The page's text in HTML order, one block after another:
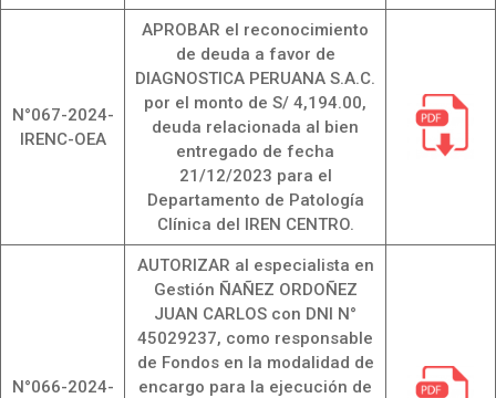
N°067-2024-
IRENC-OEA
APROBAR el reconocimiento
de deuda a favor de
DIAGNOSTICA PERUANA S.A.C.
por el monto de S/ 4,194.00,
deuda relacionada al bien
entregado de fecha
21/12/2023 para el
Departamento de Patología
Clínica del IREN CENTRO.
N°066-2024-
AUTORIZAR al especialista en
Gestión ÑAÑEZ ORDOÑEZ
JUAN CARLOS con DNI N°
45029237, como responsable
de Fondos en la modalidad de
encargo para la ejecución de